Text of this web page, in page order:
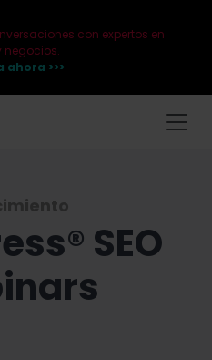
con expertos en
negocios.
ahora >>>
SEO